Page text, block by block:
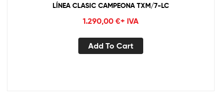
LÍNEA CLASIC CAMPEONA TXM/7-LC
1.290,00 €+ IVA
Add To Cart